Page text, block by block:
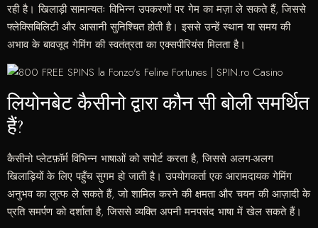
रही है। खिलाड़ी सामान्यतः विभिन्न उपकरणों पर गेम का मज़ा ले सकते हैं, जिससे
फ्लेक्सिबिलिटी और आसानी सुनिश्चित होती है। इससे उन्हें स्थान या समय की
अभाव के बावजूद गेमिंग की स्वतंत्रता का एक्सपीरियंस मिलता है।
लियोनबेट कैसीनो द्वारा कौन सी बोली समर्थित
हैं?
कैसीनो प्लेटफ़ॉर्म विभिन्न भाषाओं को सपोर्ट करता है, जिससे अलग-अलग
खिलाड़ियों के लिए पहुँच सुगम हो जाती है। उपयोगकर्ता एक आरामदायक गेमिंग
अनुभव का लुत्फ ले सकते हैं, जो शामिल करने की क्षमता और चयन की आज़ादी के
प्रति समर्पण को दर्शाता है, जिससे व्यक्ति अपनी मनपसंद भाषा में खेल सकते हैं।